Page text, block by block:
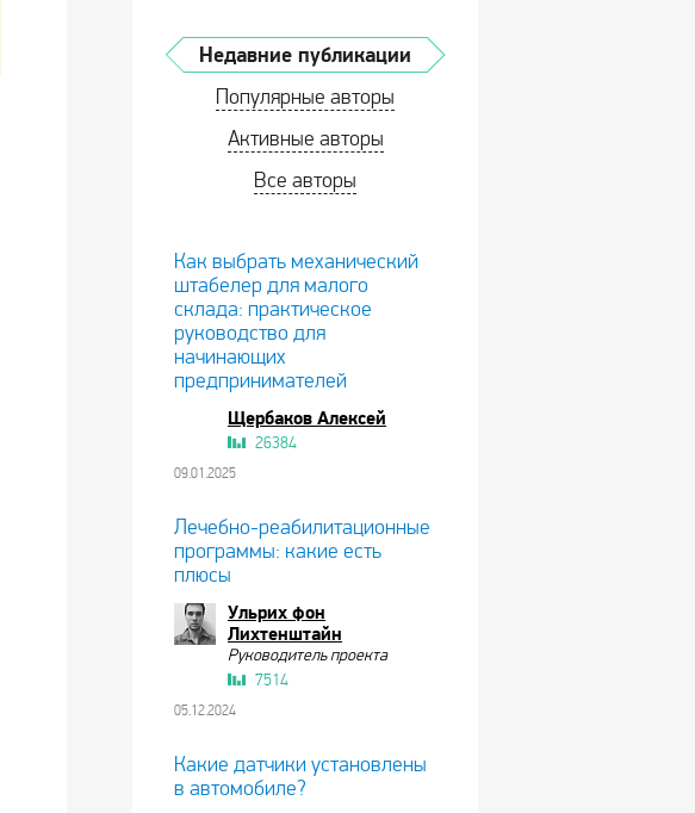
Недавние публикации
Популярные авторы
Активные авторы
Все авторы
Как выбрать механический
штабелер для малого
склада: практическое
руководство для
начинающих
предпринимателей
Щербаков Алексей
26384
09.01.2025
Лечебно-реабилитационные
программы: какие есть
плюсы
Ульрих фон
Лихтенштайн
Руководитель проекта
7514
05.12.2024
Какие датчики установлены
в автомобиле?